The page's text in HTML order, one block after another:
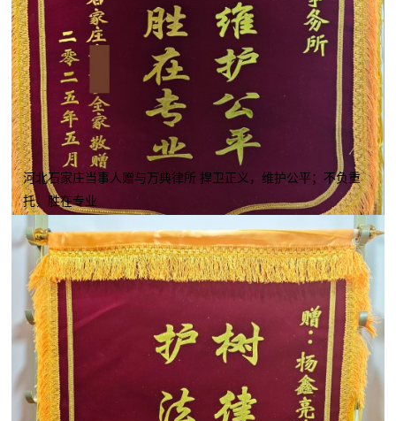
河北石家庄当事人赠与万典律所 捍卫正义，维护公平；不负重
托，胜在专业